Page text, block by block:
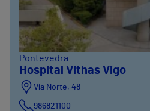
Pontevedra
Hospital Vithas Vigo
Vía Norte, 48
986821100